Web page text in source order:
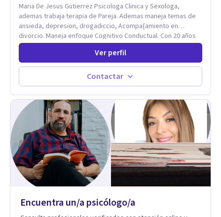
Maria De Jesus Gutierrez Psicologa Clinica y Sexologa,
ademas trabaja terapia de Pareja. Ademas maneja temas de
ansieda, depresion, drogadiccio, Acompa{amiento en
divorcio. Maneja enfoque Cognitivo Conductual. Con 20 años
de experiencia, constantemente capacitandose en las
diferntes areas de la Salud Mental.
Ver perfil
Contactar
Encuentra un/a psicólogo/a